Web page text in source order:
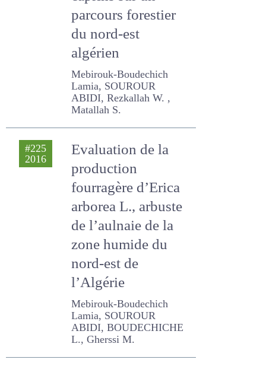
caprins sur un
parcours forestier
du nord-est
algérien
Mebirouk-Boudechich
Lamia, SOUROUR ABIDI,
Rezkallah W. , Matallah S.
#225
2016
Evaluation de la
production
fourragère d’Erica
arborea L., arbuste
de l’aulnaie de la
zone humide du
nord-est de
l’Algérie
Mebirouk-Boudechich
Lamia, SOUROUR ABIDI,
BOUDECHICHE L., Gherssi
M.